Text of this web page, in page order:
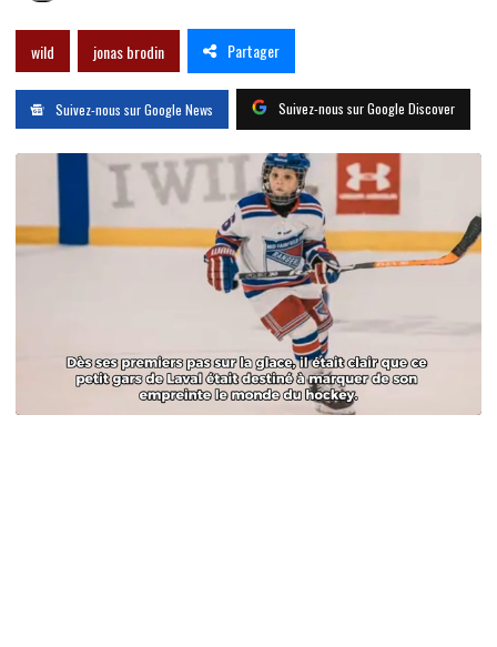
wild jonas brodin Partager
Suivez-nous sur Google News Suivez-nous sur Google Discover